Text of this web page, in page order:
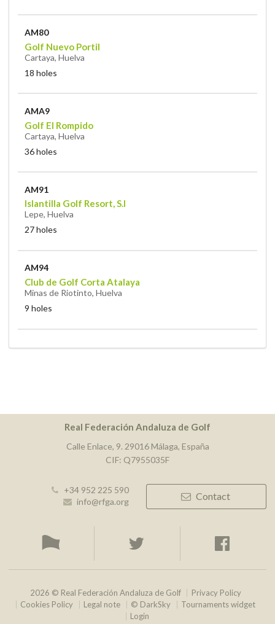
AM80
Golf Nuevo Portil
Cartaya, Huelva
18 holes
AMA9
Golf El Rompido
Cartaya, Huelva
36 holes
AM91
Islantilla Golf Resort, S.l
Lepe, Huelva
27 holes
AM94
Club de Golf Corta Atalaya
Minas de Riotinto, Huelva
9 holes
Real Federación Andaluza de Golf
Calle Enlace, 9. 29016 Málaga, España
CIF: Q7955035F
+34 952 225 590
info@rfga.org
Contact
2026 © Real Federación Andaluza de Golf
Privacy Policy
Cookies Policy
Legal note © DarkSky
Tournaments widget
Login